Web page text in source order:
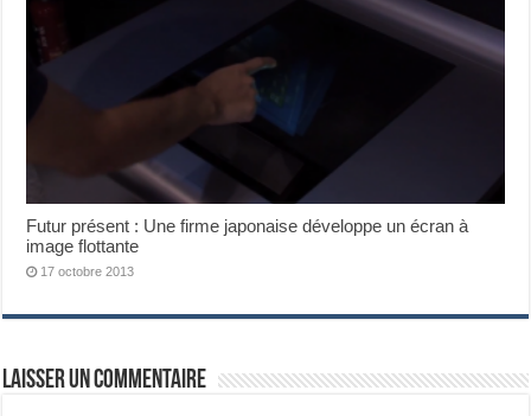
Futur présent : Une firme japonaise développe un écran à
image flottante
17 octobre 2013
Laisser un commentaire